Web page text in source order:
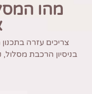
מהו
צריכים עזרה
בניסיון הרכבת מסלול,